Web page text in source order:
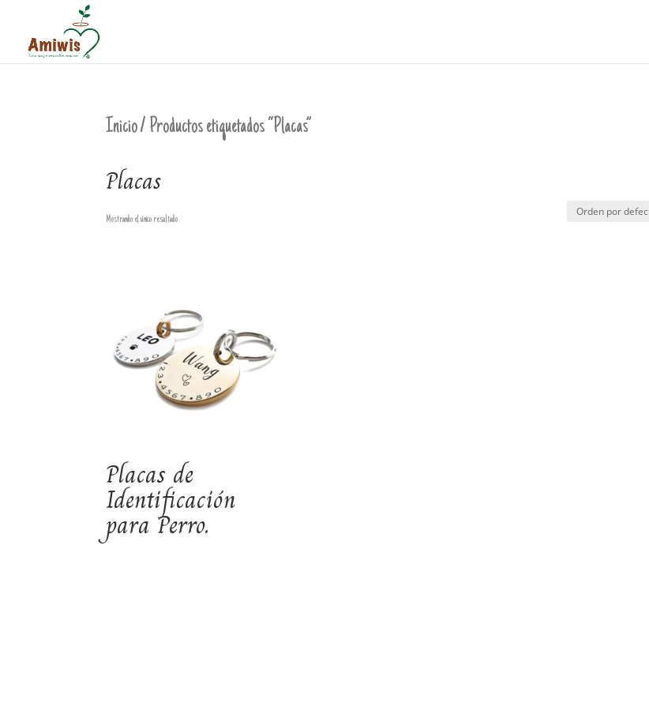
Inicio/ Productos etiquetados “Placas”
Placas
Mostrando el único resultado
Placas de
Identificación
para Perro.